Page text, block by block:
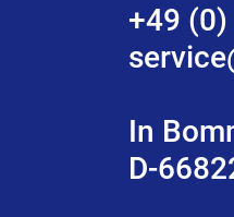
+49
In
D-